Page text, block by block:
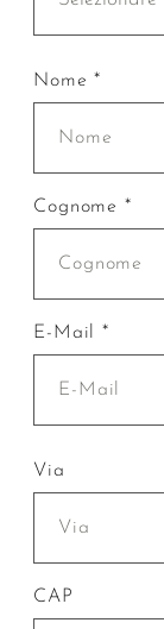
Nome *
Cognome *
E-Mail *
Via
CAP